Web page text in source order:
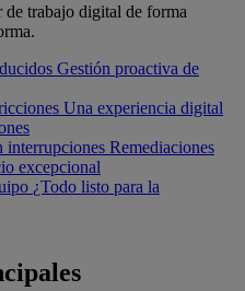
trabajo digital de forma
Gestión proactiva de
Una experiencia digital
interrupciones Remediaciones
excepcional
¿Todo listo para la